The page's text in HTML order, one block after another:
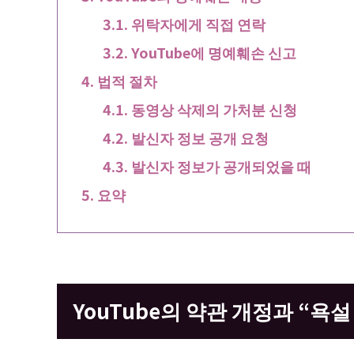
위탁자에게 직접 연락
YouTube에 명예훼손 신고
법적 절차
동영상 삭제의 가처분 신청
발신자 정보 공개 요청
발신자 정보가 공개되었을 때
요약
YouTube의 약관 개정과 “욕